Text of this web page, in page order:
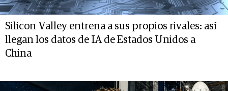
Silicon Valley entrena a sus propios rivales: así
llegan los datos de IA de Estados Unidos a
China